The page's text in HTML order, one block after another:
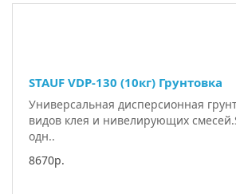
STAUF VDP-130 (10кг) Грунтовка
Универсальная дисперсионная
видов клея и нивелирующих
одн..
8670р.